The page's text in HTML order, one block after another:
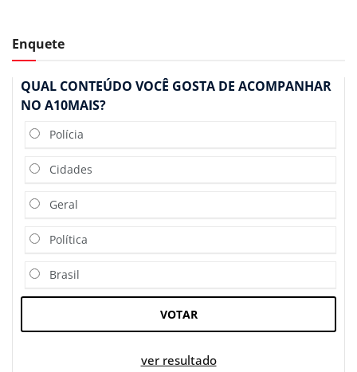
Enquete
QUAL CONTEÚDO VOCÊ GOSTA DE ACOMPANHAR
NO A10MAIS?
Polícia
Cidades
Geral
Política
Brasil
VOTAR
ver resultado